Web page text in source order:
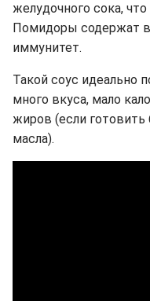
желудочного сока,
Помидоры содержат
иммунитет.
Такой соус идеально
много вкуса, мало
жиров (если готовить
масла).